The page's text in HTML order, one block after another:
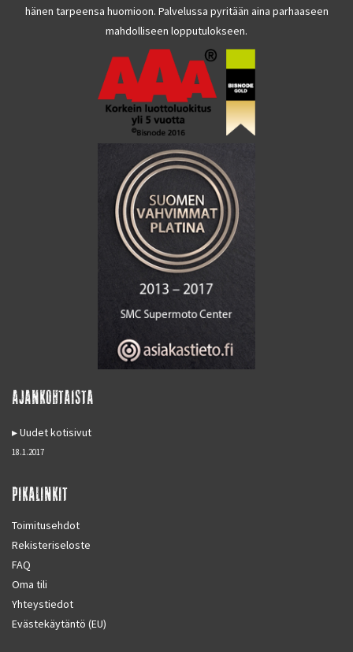
hänen tarpeensa huomioon. Palvelussa pyritään aina parhaaseen
mahdolliseen lopputulokseen.
AJANKOHTAISTA
Uudet kotisivut
18.1.2017
PIKALINKIT
Toimitusehdot
Rekisteriseloste
FAQ
Oma tili
Yhteystiedot
Evästekäytäntö (EU)